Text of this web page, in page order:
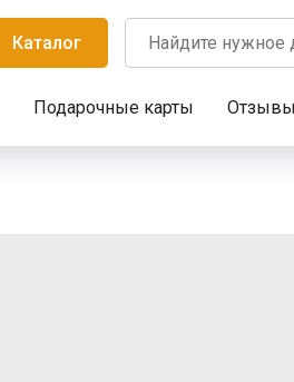
Каталог
Подарочные карты Отзывы